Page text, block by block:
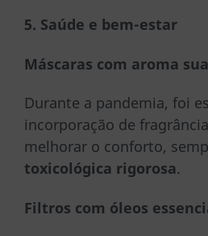
5. Saúde e bem-estar
Máscaras com aroma
Durante a pandemia, foi
incorporação de
melhorar o conforto,
toxicológica rigorosa.
Filtros com óleos